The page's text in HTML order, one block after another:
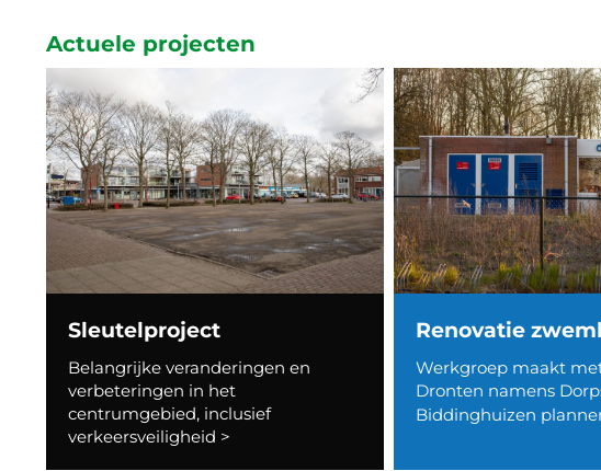
Actuele projecten
Sleutelproject
Belangrijke veranderingen en
verbeteringen in het
centrumgebied, inclusief
verkeersveiligheid >
Renovatie
Werkgroep maakt
Dronten namens
Biddinghuizen